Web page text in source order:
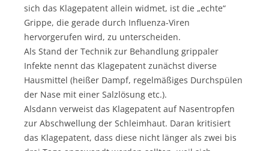
sich das Klagepatent allein widmet, ist die „echte“
Grippe, die gerade durch Influenza-Viren
hervorgerufen wird, zu unterscheiden.
Als Stand der Technik zur Behandlung grippaler
Infekte nennt das Klagepatent zunächst diverse
Hausmittel (heißer Dampf, regelmäßiges Durchspülen
der Nase mit einer Salzlösung etc.).
Alsdann verweist das Klagepatent auf Nasentropfen
zur Abschwellung der Schleimhaut. Daran kritisiert
das Klagepatent, dass diese nicht länger als zwei bis